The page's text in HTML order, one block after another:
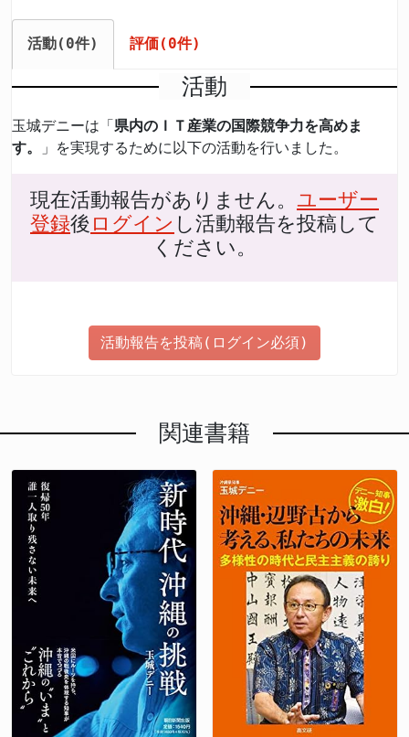
活動(0件) 評価(0件)
活動
玉城デニーは「県内のＩＴ産業の国際競争力を高めま
す。
」を実現するために以下の活動を行いました。
現在活動報告がありません。 ユーザー
登録後 ログイン し活動報告を投稿して
ください。
活動報告を投稿(ログイン必須)
関連書籍